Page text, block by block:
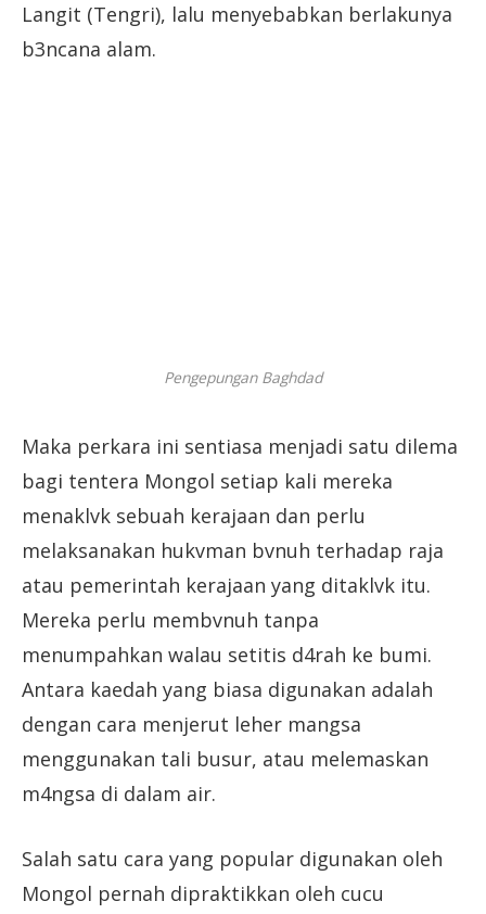
Langit (Tengri), lalu menyebabkan berlakunya
b3ncana alam.
Pengepungan Baghdad
Maka perkara ini sentiasa menjadi satu dilema
bagi tentera Mongol setiap kali mereka
menaklvk sebuah kerajaan dan perlu
melaksanakan hukvman bvnuh terhadap raja
atau pemerintah kerajaan yang ditaklvk itu.
Mereka perlu membvnuh tanpa
menumpahkan walau setitis d4rah ke bumi.
Antara kaedah yang biasa digunakan adalah
dengan cara menjerut leher mangsa
menggunakan tali busur, atau melemaskan
m4ngsa di dalam air.
Salah satu cara yang popular digunakan oleh
Mongol pernah dipraktikkan oleh cucu